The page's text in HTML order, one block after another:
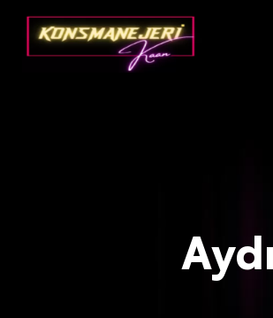
Deprecated: json_decode(): Passing null